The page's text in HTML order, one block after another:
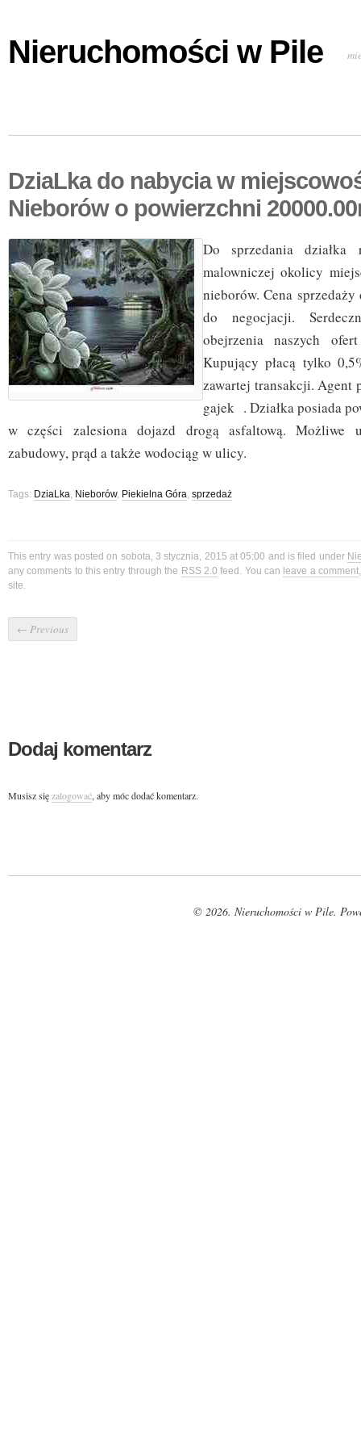
Nieruchomości w Pile
DziaLka do nabycia w
Nieborów o powierzchni
Do sprzedania działka
malowniczej okolicy
nieborów. Cena
do negocjacji.
obejrzenia naszych
Kupujący płacą tylko
zawartej transakcji. Agent
gajek . Działka posiada
w części zalesiona dojazd drogą asfaltową. Możliwe
zabudowy, prąd a także wodociąg w ulicy.
Tags: DziaLka, Nieborów, Piekielna Góra, sprzedaż
This entry was posted on sobota, 3 stycznia, 2015 at 05:00 and is filed under
any comments to this entry through the RSS 2.0 feed. You can leave a comment
site.
← Previous
Dodaj komentarz
Musisz sięzalogować, aby móc dodać komentarz.
© 2026. Nieruchomości w Pile.